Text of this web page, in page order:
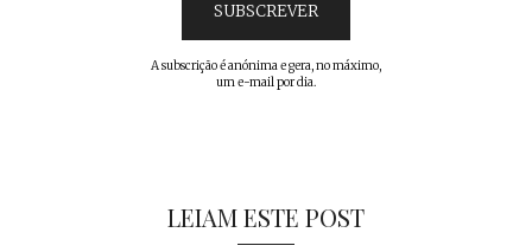
A subscrição é anónima e gera, no máximo,
um e-mail por dia.
LEIAM ESTE POST